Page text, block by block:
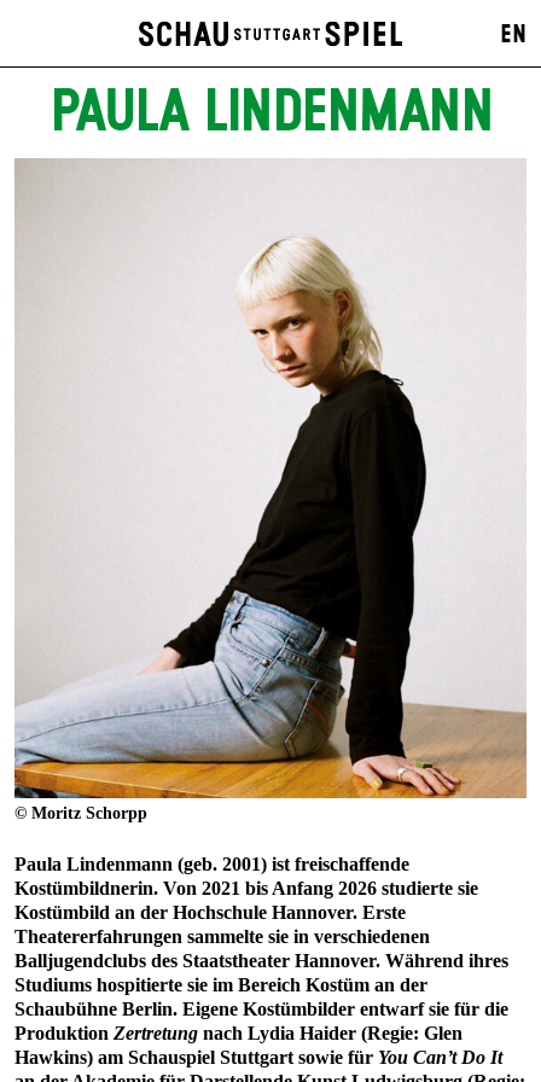
EN
PAULA LINDENMANN
© Moritz Schorpp
Paula Lindenmann (geb. 2001) ist freischaffende
Kostümbildnerin. Von 2021 bis Anfang 2026 studierte sie
Kostümbild an der Hochschule Hannover. Erste
Theatererfahrungen sammelte sie in verschiedenen
Balljugendclubs des Staatstheater Hannover. Während ihres
Studiums hospitierte sie im Bereich Kostüm an der
Schaubühne Berlin. Eigene Kostümbilder entwarf sie für die
Produktion Zertretung nach Lydia Haider (Regie: Glen
Hawkins) am Schauspiel Stuttgart sowie für You Can’t Do It